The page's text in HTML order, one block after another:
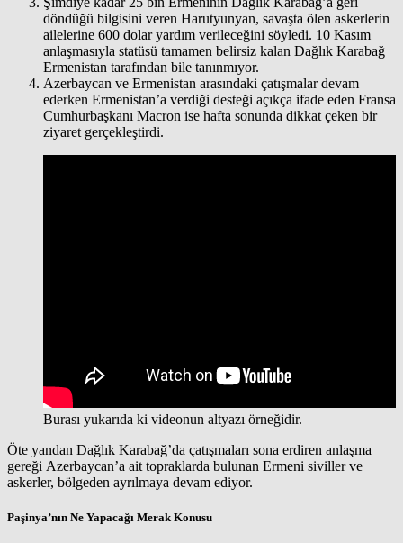
döndüğü bilgisini veren Harutyunyan, savaşta ölen askerlerin
ailelerine 600 dolar yardım verileceğini söyledi. 10 Kasım
anlaşmasıyla statüsü tamamen belirsiz kalan Dağlık Karabağ
Ermenistan tarafından bile tanınmıyor.
Azerbaycan ve Ermenistan arasındaki çatışmalar devam
ederken Ermenistan’a verdiği desteği açıkça ifade eden Fransa
Cumhurbaşkanı Macron ise hafta sonunda dikkat çeken bir
ziyaret gerçekleştirdi.
Burası yukarıda ki videonun altyazı örneğidir.
Öte yandan Dağlık Karabağ’da çatışmaları sona erdiren anlaşma
gereği Azerbaycan’a ait topraklarda bulunan Ermeni siviller ve
askerler, bölgeden ayrılmaya devam ediyor.
Paşinya’nın Ne Yapacağı Merak Konusu